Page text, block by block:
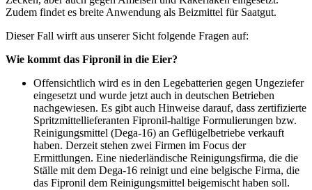
Zudem findet es breite Anwendung als Beizmittel für Saatgut.
Dieser Fall wirft aus unserer Sicht folgende Fragen auf:
Wie kommt das Fipronil in die Eier?
Offensichtlich wird es in den Legebatterien gegen Ungeziefer
eingesetzt und wurde jetzt auch in deutschen Betrieben
nachgewiesen. Es gibt auch Hinweise darauf, dass zertifizierte
Spritzmittellieferanten Fipronil-haltige Formulierungen bzw.
Reinigungsmittel (Dega-16) an Geflügelbetriebe verkauft
haben. Derzeit stehen zwei Firmen im Focus der
Ermittlungen. Eine niederländische Reinigungsfirma, die die
Ställe mit dem Dega-16 reinigt und eine belgische Firma, die
das Fipronil dem Reinigungsmittel beigemischt haben soll.